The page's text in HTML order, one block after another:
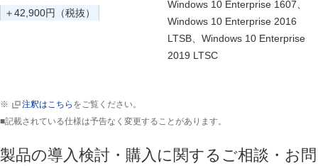
＋42,900円（税抜）
Windows 10 Enterprise 1607、
Windows 10 Enterprise 2016
LTSB、Windows 10 Enterprise
2019 LTSC
※ 注釈はこちら をご覧ください。
■記載されている仕様は予告なく変更することがあります。
製品の導入検討・購入に関するご相談・お問